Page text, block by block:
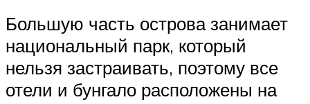
Большую часть острова занимает
национальный парк, который
нельзя застраивать, поэтому все
отели и бунгало расположены на